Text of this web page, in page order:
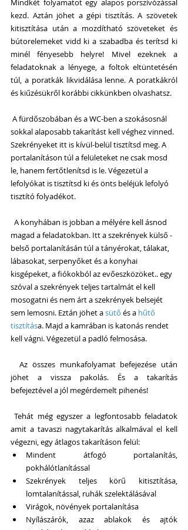
Mindkét folyamatot egy alapos porszívózással
kezd. Aztán jöhet a gépi tisztítás. A szövetek
kitisztítása után a mozdítható szöveteket és
bútorelemeket vidd ki a szabadba és terítsd ki
minél fényesebb helyre! Mivel ezeknek a
feladatoknak a lényege, a foltok eltüntetésén
túl, a poratkák likvidálása lenne. A poratkákról
és kiűzésükről korábbi cikkünkben olvashatsz.
sokkal alaposabb takarítást kell véghez vinned.
Szekrényeket itt is kívül-belül tisztítsd meg. A
portalanításon túl a felületeket ne csak mosd
le, hanem fertőtlenítsd is le. Végezetül a
lefolyókat is tisztítsd ki és önts beléjük lefolyó
tisztító folyadékot.
magad a feladatokban. Itt a szekrények külső -
belső portalanításán túl a tányérokat, tálakat,
lábasokat, serpenyőket és a konyhai
kisgépeket, a fiókokból az evőeszközöket.. egy
szóval a szekrények teljes tartalmát el kell
mosogatni és nem árt a szekrények belsejét
sem lemosni. Eztán jöhet a sütő és a hűtő
tisztítása. Majd a kamrában is katonás rendet
kell vágni. Végezetül a padló felmosása.
  Az összes munkafolyamat befejezése után
jöhet a vissza pakolás. És a takarítás
befejeztével a jól megérdemelt pihenés!
Tehát még egyszer a legfontosabb feladatok
amit a tavaszi nagytakarítás alkalmával el kell
végezni, egy átlagos takarításon felül:
Mindent átfogó portalanítás,
pokhálótlanítással
Szekrények teljes körű kitisztítása,
lomtalanítással, ruhák szelektálásával
Virágok, növények portalanítása
Nyílászárók, azaz ablakok és ajtók